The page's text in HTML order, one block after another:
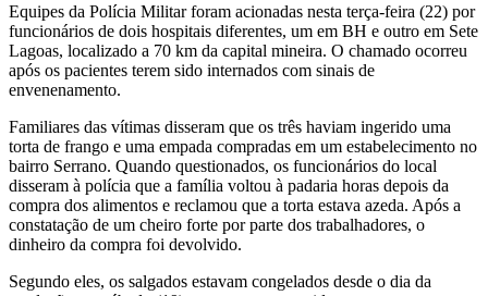
Equipes da Polícia Militar foram acionadas nesta terça-feira (22) por
funcionários de dois hospitais diferentes, um em BH e outro em Sete
Lagoas, localizado a 70 km da capital mineira. O chamado ocorreu
após os pacientes terem sido internados com sinais de
envenenamento.
Familiares das vítimas disseram que os três haviam ingerido uma
torta de frango e uma empada compradas em um estabelecimento no
bairro Serrano. Quando questionados, os funcionários do local
disseram à polícia que a família voltou à padaria horas depois da
compra dos alimentos e reclamou que a torta estava azeda. Após a
constatação de um cheiro forte por parte dos trabalhadores, o
dinheiro da compra foi devolvido.
Segundo eles, os salgados estavam congelados desde o dia da